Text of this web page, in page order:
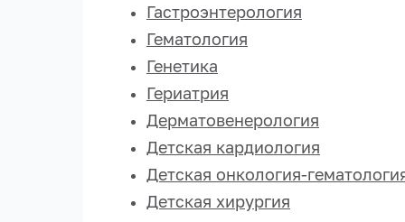
Гастроэнтерология
Гематология
Генетика
Гериатрия
Дерматовенерология
Детская кардиология
Детская онкология-
Детская хирургия